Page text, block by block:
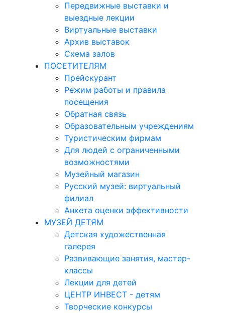
Передвижные выставки и
выездные лекции
Виртуальные выставки
Архив выставок
Схема залов
ПОСЕТИТЕЛЯМ
Прейскурант
Режим работы и правила
посещения
Обратная связь
Образовательным учреждениям
Туристическим фирмам
Для людей с ограниченными
возможностями
Музейный магазин
Русский музей: виртуальный
филиал
Анкета оценки эффективности
МУЗЕЙ ДЕТЯМ
Детская художественная
галерея
Развивающие занятия, мастер-
классы
Лекции для детей
ЦЕНТР ИНВЕСТ - детям
Творческие конкурсы